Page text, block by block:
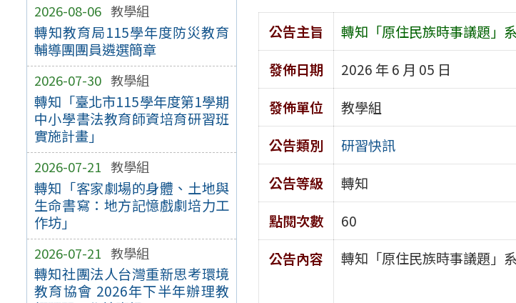
2026-08-06 教學組
轉知教育局115學年度防災教育
輔導團團員遴選簡章
2026-07-30 教學組
轉知「臺北市115學年度第1學期
中小學書法教育師資培育研習班
實施計畫」
2026-07-21 教學組
轉知「客家劇場的身體、土地與
生命書寫：地方記憶戲劇培力工
作坊」
2026-07-21 教學組
轉知社團法人台灣重新思考環境
教育協會 2026年下半年辦理教
公告主旨
轉知「原住民族時事議題」
發佈日期
2026 年 6 月 05 日
發佈單位
教學組
公告類別
研習快訊
公告等級
轉知
點閱次數
60
公告內容
轉知「原住民族時事議題」